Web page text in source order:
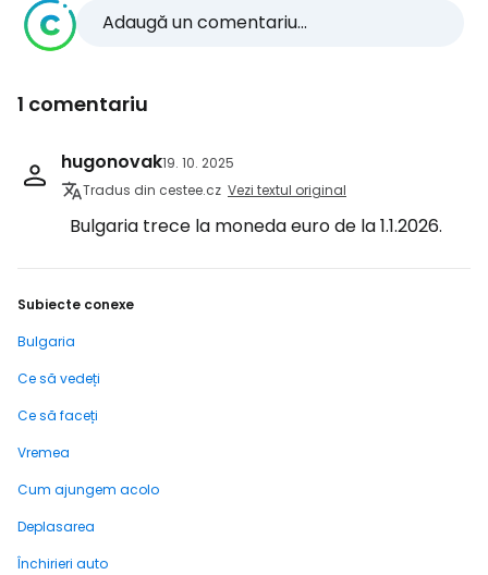
Adaugă un comentariu...
1 comentariu
hugonovak19. 10. 2025
Tradus din cestee.cz Vezi textul original
Bulgaria trece la moneda euro de la 1.1.2026.
Subiecte conexe
Bulgaria
Ce să vedeți
Ce să faceți
Vremea
Cum ajungem acolo
Deplasarea
Închirieri auto